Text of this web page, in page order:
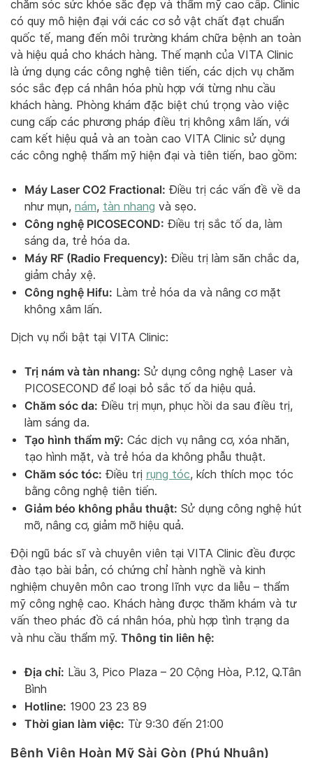
chăm sóc sức khỏe sắc đẹp và thẩm mỹ cao cấp. Clinic
có quy mô hiện đại với các cơ sở vật chất đạt chuẩn
quốc tế, mang đến môi trường khám chữa bệnh an toàn
và hiệu quả cho khách hàng. Thế mạnh của VITA Clinic
là ứng dụng các công nghệ tiên tiến, các dịch vụ chăm
sóc sắc đẹp cá nhân hóa phù hợp với từng nhu cầu
khách hàng. Phòng khám đặc biệt chú trọng vào việc
cung cấp các phương pháp điều trị không xâm lấn, với
cam kết hiệu quả và an toàn cao VITA Clinic sử dụng
các công nghệ thẩm mỹ hiện đại và tiên tiến, bao gồm:
Máy Laser CO2 Fractional: Điều trị các vấn đề về da
như mụn, nám, tàn nhang và sẹo.
Công nghệ PICOSECOND: Điều trị sắc tố da, làm
sáng da, trẻ hóa da.
Máy RF (Radio Frequency): Điều trị làm săn chắc da,
giảm chảy xệ.
Công nghệ Hifu: Làm trẻ hóa da và nâng cơ mặt
không xâm lấn.
Dịch vụ nổi bật tại VITA Clinic:
Trị nám và tàn nhang: Sử dụng công nghệ Laser và
PICOSECOND để loại bỏ sắc tố da hiệu quả.
Chăm sóc da: Điều trị mụn, phục hồi da sau điều trị,
làm sáng da.
Tạo hình thẩm mỹ: Các dịch vụ nâng cơ, xóa nhăn,
tạo hình mặt, và trẻ hóa da không phẫu thuật.
Chăm sóc tóc: Điều trị rụng tóc, kích thích mọc tóc
bằng công nghệ tiên tiến.
Giảm béo không phẫu thuật: Sử dụng công nghệ hút
mỡ, nâng cơ, giảm mỡ hiệu quả.
Đội ngũ bác sĩ và chuyên viên tại VITA Clinic đều được
đào tạo bài bản, có chứng chỉ hành nghề và kinh
nghiệm chuyên môn cao trong lĩnh vực da liễu – thẩm
mỹ công nghệ cao. Khách hàng được thăm khám và tư
vấn theo phác đồ cá nhân hóa, phù hợp tình trạng da
và nhu cầu thẩm mỹ. Thông tin liên hệ:
Địa chỉ: Lầu 3, Pico Plaza – 20 Cộng Hòa, P.12, Q.Tân
Bình
Hotline: 1900 23 23 89
Thời gian làm việc: Từ 9:30 đến 21:00
Bệnh Viện Hoàn Mỹ Sài Gòn (Phú Nhuận)